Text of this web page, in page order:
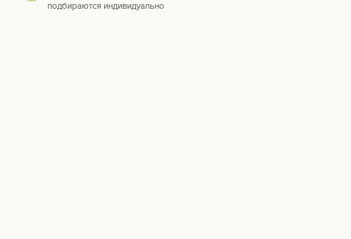
подбираются индивидуально